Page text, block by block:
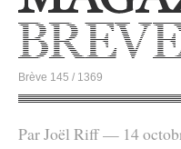
Brève 145 / 1369
Par Joël Riff — 14